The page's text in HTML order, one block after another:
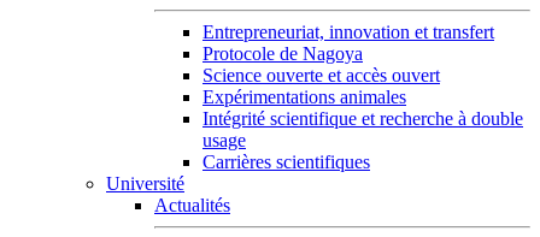
Entrepreneuriat, innovation et transfert
Protocole de Nagoya
Science ouverte et accès ouvert
Expérimentations animales
Intégrité scientifique et recherche à double
usage
Carrières scientifiques
Université
Actualités